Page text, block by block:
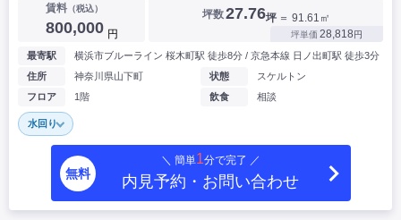
賃料（税込）
800,000 円
坪数27.76坪 ＝ 91.61㎡
坪単価 28,818円
最寄駅
横浜市ブルーライン 桜⽊町駅 徒歩8分 / 京急本線 日ノ出町駅 徒歩3分
住所
神奈川県山下町
フロア
1階
状態
スケルトン
飲食
相談
水回り
無料
＼ 簡単1分で完了 ／
内見予約・お問い合わせ